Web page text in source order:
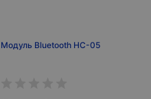
Модуль Bluetooth HC-05